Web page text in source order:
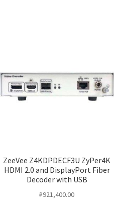
ZeeVee Z4KDPDECF3U ZyPer4K
HDMI 2.0 and DisplayPort Fiber
Decoder with USB
₽921,400.00